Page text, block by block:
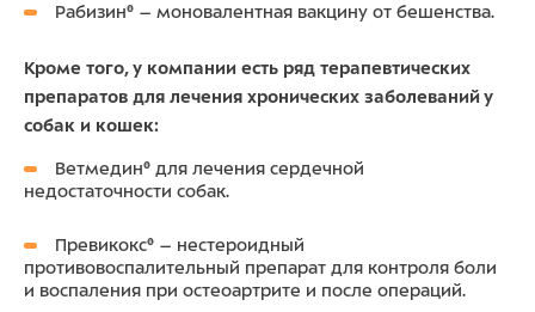
Рабизин® – моновалентная вакцину от бешенства.
Кроме того, у компании есть ряд терапевтических
препаратов для лечения хронических заболеваний у
собак и кошек:
Ветмедин® для лечения сердечной
недостаточности собак.
Превикокс® – нестероидный
противовоспалительный препарат для контроля боли
и воспаления при остеоартрите и после операций.